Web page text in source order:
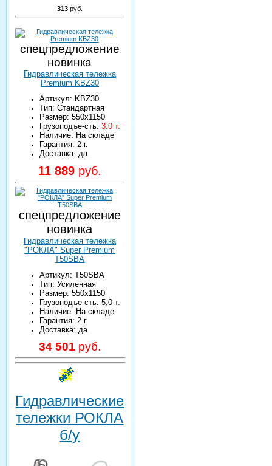
313 руб.
спецпредложение
новинка
Гидравлическая тележка
Premium KBZ30
Артикул: KBZ30
Тип: Стандартная
Размер: 550х1150
Грузоподъе-сть: 3.0 т.
Наличие: На складе
Гарантия: 2 г.
Доставка: да
11 889 руб.
спецпредложение
новинка
Гидравлическая тележка
"РОКЛА" Super Premium
T50SBA
Артикул: T50SBA
Тип: Усиленная
Размер: 550х1150
Грузоподъе-сть: 5,0 т.
Наличие: На складе
Гарантия: 2 г.
Доставка: да
34 501 руб.
Гидравлические
тележки РОКЛА
б/у